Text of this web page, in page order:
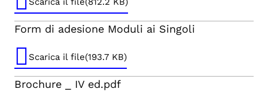
Form di adesione Moduli ai Singoli
Scarica il file(193.7 KB)
Brochure _ IV ed.pdf